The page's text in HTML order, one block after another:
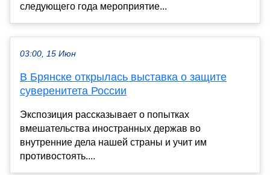
следующего года мероприятие...
03:00, 15 Июн
В Брянске открылась выставка о защите
суверенитета России
Экспозиция рассказывает о попытках
вмешательства иностранных держав во
внутренние дела нашей страны и учит им
противостоять....